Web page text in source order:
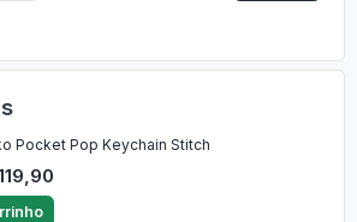
Pocket Pop Keychain Stitch